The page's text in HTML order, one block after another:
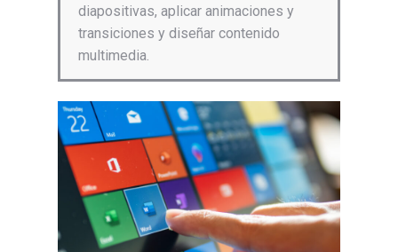
diapositivas, aplicar animaciones y
transiciones y diseñar contenido
multimedia.